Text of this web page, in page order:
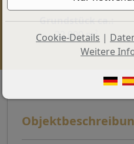
Grundstück ca.:
22.000 m²
Cookie-Details |
Weitere